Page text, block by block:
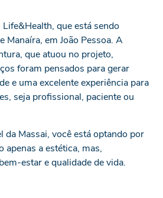
que está sendo
em João Pessoa. A
que atuou no projeto,
foram pensados para gerar
e uma excelente experiência para
seja profissional, paciente ou
Massai, você está optando por
apenas a estética, mas,
estar e qualidade de vida.